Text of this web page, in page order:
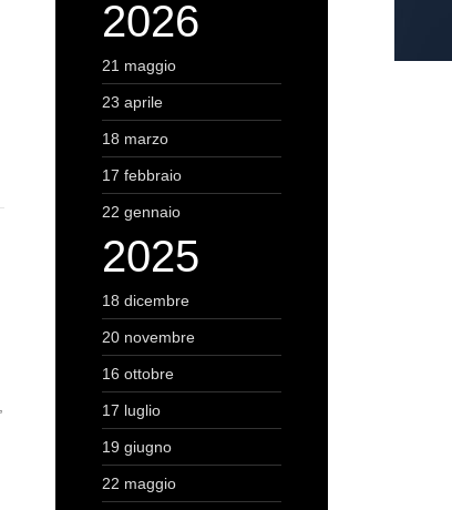
2026
21 maggio
23 aprile
18 marzo
17 febbraio
22 gennaio
2025
18 dicembre
20 novembre
16 ottobre
17 luglio
19 giugno
22 maggio